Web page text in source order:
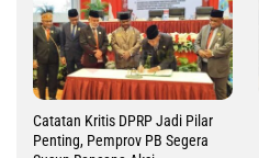
Catatan Kritis DPRP Jadi Pilar
Penting, Pemprov PB Segera